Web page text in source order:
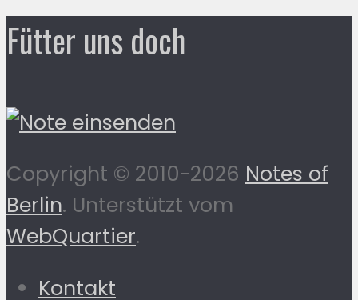
Fütter uns doch
Copyright © 2010-2026 Notes of
Berlin. Unterstützt vom
WebQuartier.
Kontakt